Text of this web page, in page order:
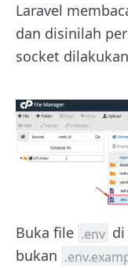
Laravel
dan disinilah
socket
Buka file .env
bukan